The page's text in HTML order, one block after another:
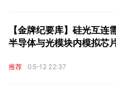
【金牌纪要库】硅光互
半导体与光模块内模拟芯
推荐 05-12 22:37